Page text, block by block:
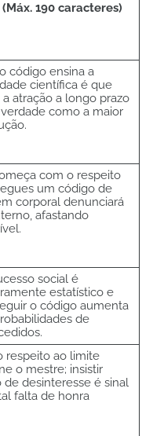
190 caracteres)
código ensina a
científica é que
atração a longo prazo
como a maior
com o respeito
um código de
corporal denunciará
afastando
social é
estatístico e
o código aumenta
de
respeito ao limite
o mestre; insistir
de desinteresse é sinal
falta de honra